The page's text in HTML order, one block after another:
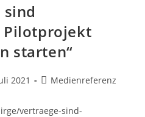
sind
Pilotprojekt
starten“
2021 Medienreferenz
vertraege-sind-